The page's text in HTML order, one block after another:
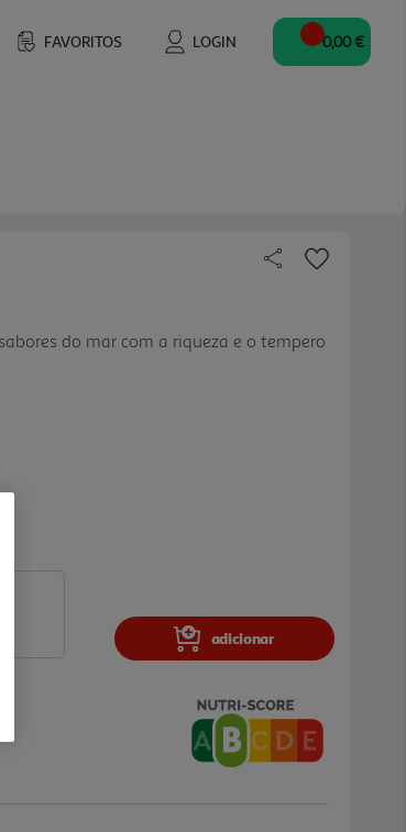
FAVORITOS LOGIN 0,00 €
do mar com a riqueza e o tempero
adicionar